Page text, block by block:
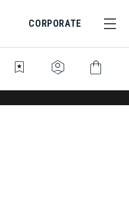
CORPORATE
bookmark_star identity_platform shopping_bag